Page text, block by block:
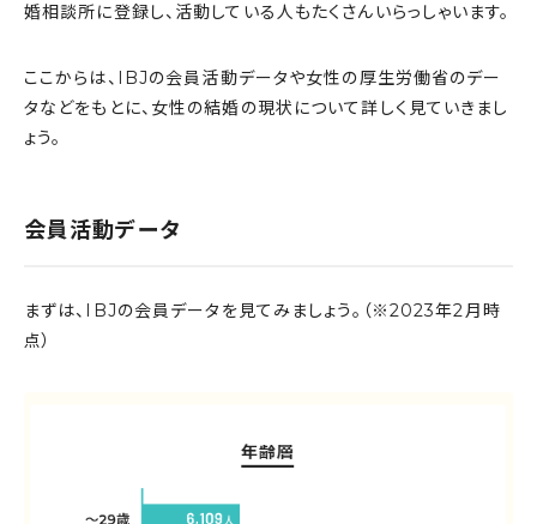
婚相談所に登録し、活動している人もたくさんいらっしゃいます。
ここからは、IBJの会員活動データや女性の厚生労働省のデー
タなどをもとに、女性の結婚の現状について詳しく見ていきまし
ょう。
会員活動データ
まずは、IBJの会員データを見てみましょう。（※2023年2月時
点）